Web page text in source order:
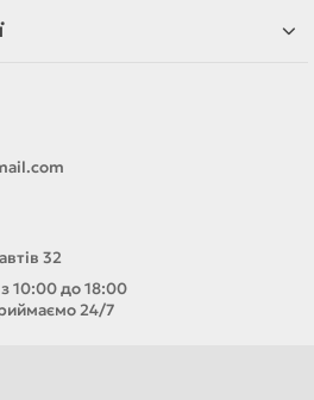
32
10:00 до 18:00
24/7